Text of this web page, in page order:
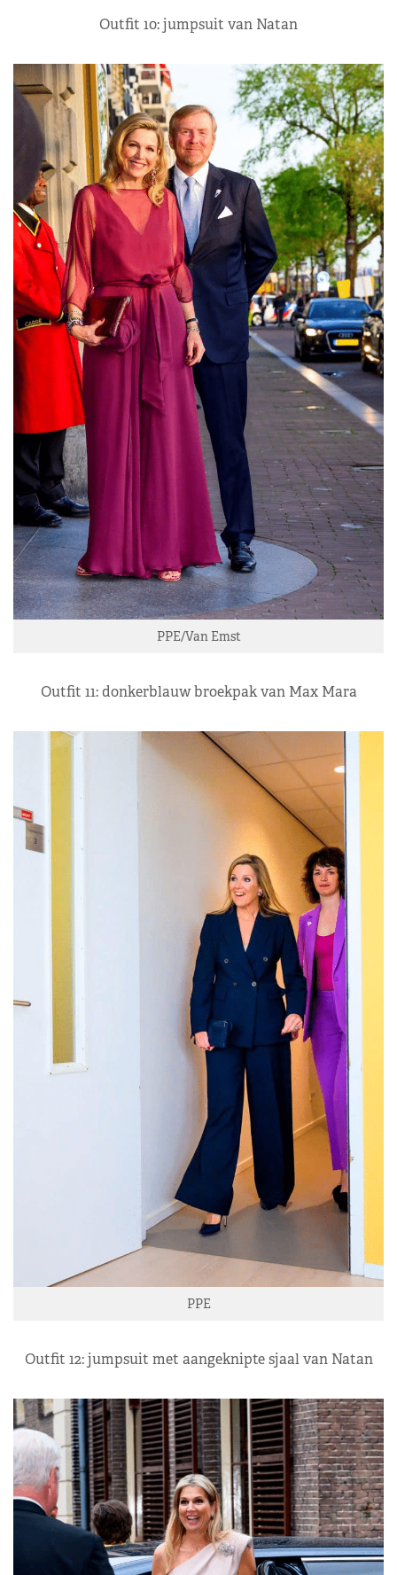
Outfit 10: jumpsuit van Natan
PPE/Van Emst
Outfit 11: donkerblauw broekpak van Max Mara
PPE
Outfit 12: jumpsuit met aangeknipte sjaal van Natan